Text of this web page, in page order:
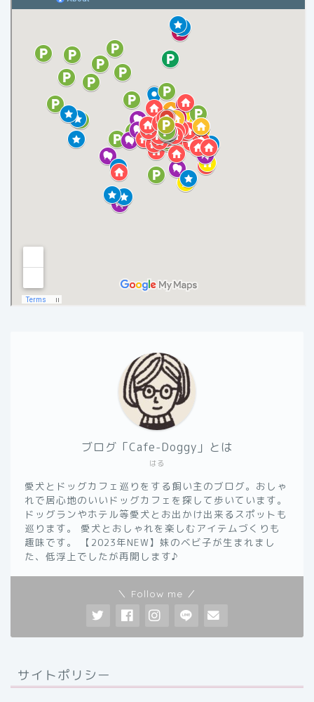
はる
ブログ「Cafe-Doggy」とは
愛犬とドッグカフェ巡りをする飼い主のブログ。おしゃ
れで居心地のいいドッグカフェを探して歩いています。
ドッグランやホテル等愛犬とお出かけ出来るスポットも
巡ります。 愛犬とおしゃれを楽しむアイテムづくりも
趣味です。 【2023年NEW】妹のベビ子が生まれまし
た、低浮上でしたが再開します♪
＼ Follow me ／
サイトポリシー